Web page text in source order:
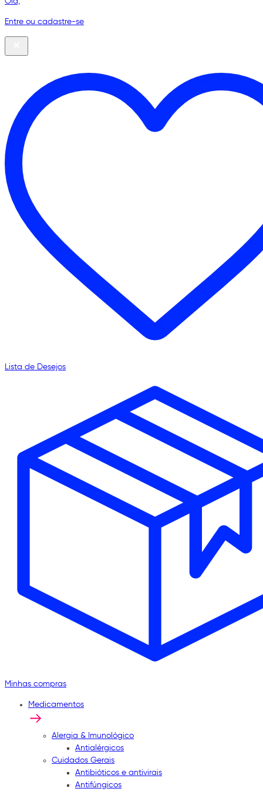
Entre ou cadastre-se
Lista de Desejos
Minhas compras
Medicamentos
Alergia & Imunológico
Antialérgicos
Cuidados Gerais
Antibióticos e antivirais
Antifúngicos